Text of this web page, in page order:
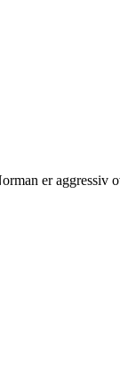
er aggressiv